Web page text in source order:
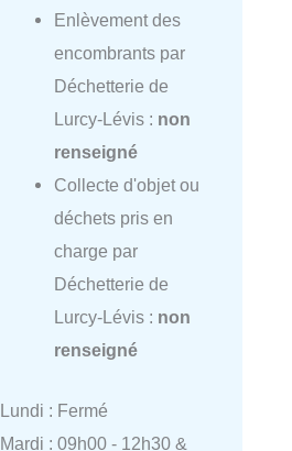
Enlèvement des
encombrants par
Déchetterie de
Lurcy-Lévis : non
renseigné
Collecte d'objet ou
déchets pris en
charge par
Déchetterie de
Lurcy-Lévis : non
renseigné
Lundi : Fermé
Mardi : 09h00 - 12h30 &